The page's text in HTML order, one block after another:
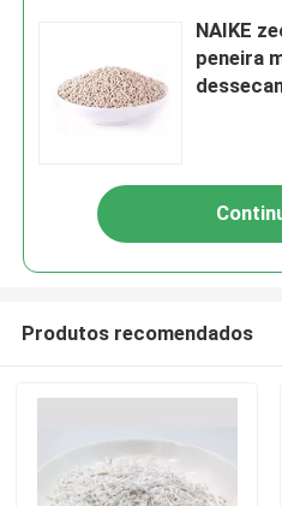
NAIKE
peneira
Produtos recomendados